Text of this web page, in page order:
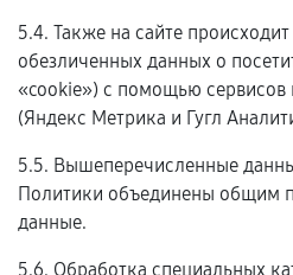
5.4. Также на сайте
обезличенных данных о
«cookie») с помощью сервисов
(Яндекс Метрика и Гугл
5.5. Вышеперечисленные
Политики объединены общим
данные.
5.6. Обработка специальных